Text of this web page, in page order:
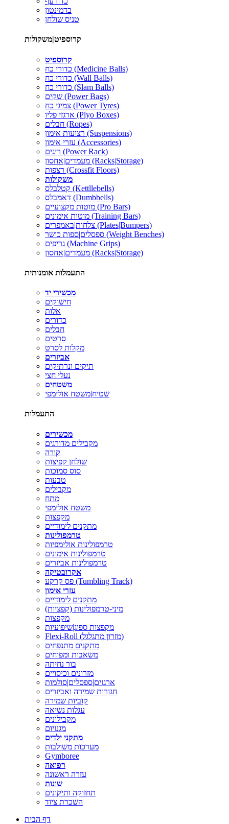
בדמינטון
טניס שולחן
קרוספיט|משקולות
קרוספיט
כדורי כח (Medicine Balls)
כדורי כח (Wall Balls)
כדורי כח (Slam Balls)
שקים (Power Bags)
צמיגי כח (Power Tyres)
ארגזי פליו (Plyo Boxes)
חבלים (Ropes)
רצועות אימון (Suspensions)
עזרי אימון (Accessories)
ריגים (Power Rack)
מעמדים|אחסון (Racks|Storage)
רצפות (Crossfit Floors)
משקולות
קטלבלס (Kettllebells)
דאמבלס (Dumbbells)
מוטות מקצועיים (Pro Bars)
מוטות אימונים (Training Bars)
צלחות|באמפרים (Plates|Bumpers)
ספסלים|ספות כושר (Weight Benches)
גריפים (Machine Grips)
מעמדים|אחסון (Racks|Storage)
התעמלות אומנותית
מכשירי יד
חישוקים
אלות
כדורים
חבלים
סרטים
מקלות לסרט
אביזרים
תיקים ונרתיקים
נעלי חצי
משטחים
שטיח|משטח אולימפי
התעמלות
מכשירים
מקבילים מדורגים
קורה
שולחן קפיצות
סוס סמוכות
טבעות
מקבילים
מתח
משטח אולימפי
מקפצות
מתקנים לימודיים
טרמפולינות
טרמפולינות אולימפיות
טרמפולינות אימונים
טרמפולינות אביזרים
אקרובטיקה
פס קרקע (Tumbling Track)
עזרי אימון
מתקנים לימודיים
מיני-טרמפולינות (קפציות)
מקפצות
מקפצות ספוג|שיפועיות
Flexi-Roll (מזרון מתגלגל)
מתקנים מתנפחים
משאבות ומפוחים
בור נחיתה
מזרונים וכיסויים
ארגזים|ספסלים|סולמות
חגורות שמירה ואביזרים
קוביות שמירה
עגלות נשיאה
מקבילונים
מגנזיום
מתקני ילדים
מערכות משולבות
Gymboree
רפואה
עזרה ראשונה
שונות
תחזוקה ותיקונים
השכרת ציוד
דף הבית